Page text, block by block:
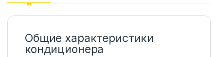
Общие характеристики
кондиционера